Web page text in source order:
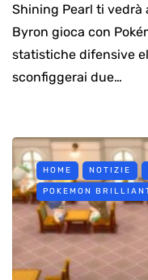
Shining Pearl ti vedrà
Byron gioca con
statistiche difensive
sconfiggerai due…
HOME NOTIZIE
POKEMON